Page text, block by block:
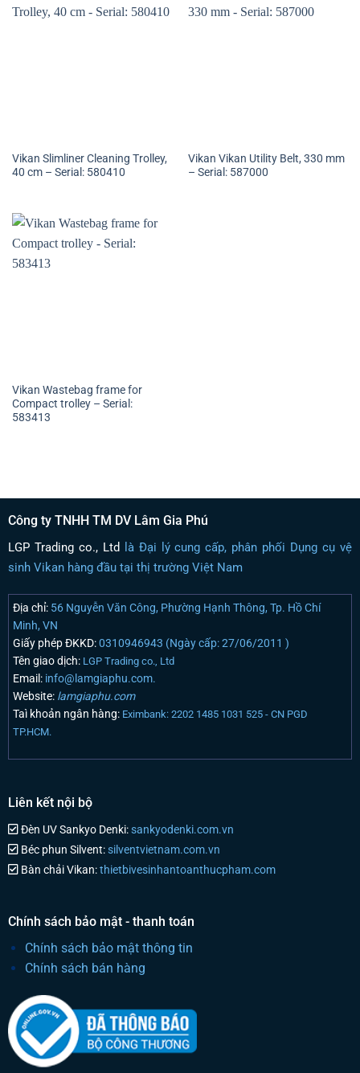
Vikan Slimliner Cleaning Trolley,
40 cm – Serial: 580410
Vikan Vikan Utility Belt, 330 mm
– Serial: 587000
Vikan Wastebag frame for
Compact trolley – Serial:
583413
Công ty TNHH TM DV Lâm Gia Phú
LGP Trading co., Ltd là Đại lý cung cấp, phân phối Dụng cụ vệ
sinh Vikan hàng đầu tại thị trường Việt Nam
Địa chỉ:56 Nguyễn Văn Công, Phường Hạnh Thông, Tp. Hồ Chí
Minh, VN
Giấy phép ĐKKD:0310946943 (Ngày cấp: 27/06/2011 )
Tên giao dịch: LGP Trading co., Ltd
Email:info@lamgiaphu.com.
Website:lamgiaphu.com
Taì khoản ngân hàng: Eximbank: 2202 1485 1031 525 - CN PGD
TP.HCM.
Liên kết nội bộ
Đèn UV Sankyo Denki:sankyodenki.com.vn
Béc phun Silvent:silventvietnam.com.vn
Bàn chải Vikan:thietbivesinhantoanthucpham.com
Chính sách bảo mật - thanh toán
Chính sách bảo mật thông tin
Chính sách bán hàng